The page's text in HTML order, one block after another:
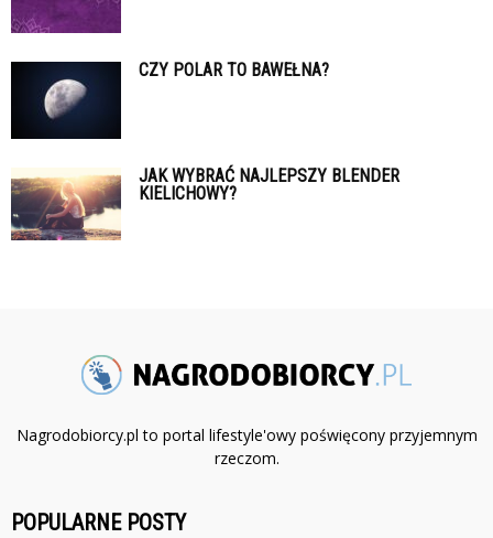
CZY POLAR TO BAWEŁNA?
JAK WYBRAĆ NAJLEPSZY BLENDER
KIELICHOWY?
Nagrodobiorcy.pl to portal lifestyle'owy poświęcony przyjemnym
rzeczom.
POPULARNE POSTY